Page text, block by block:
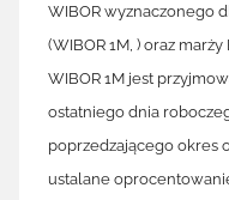
WIBOR wyznaczonego
(WIBOR 1M, ) oraz
WIBOR 1M jest
ostatniego dnia
poprzedzającego okres
ustalane